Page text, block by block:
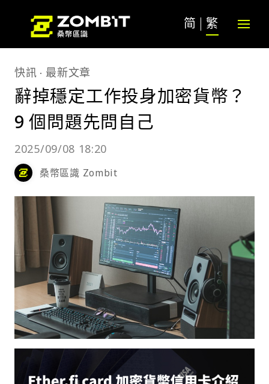
简 繁
快訊 最新文章
辭掉穩定工作投身加密貨幣？
9 個問題先問自己
2025/09/08 18:20
桑幣區識 Zombit